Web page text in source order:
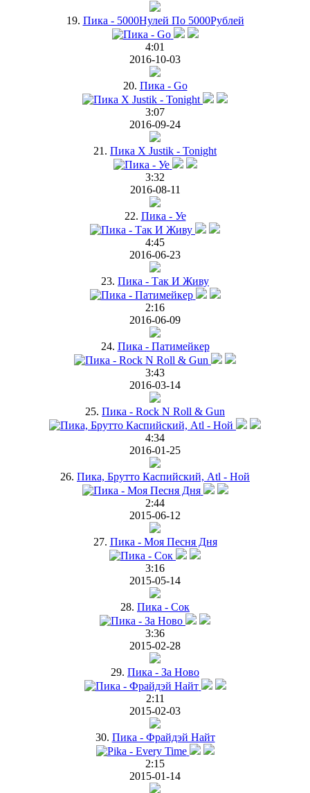
19. Пика - 5000Нулей По 5000Рублей
4:01
2016-10-03
20. Пика - Go
3:07
2016-09-24
21. Пика X Justik - Tonight
3:32
2016-08-11
22. Пика - Уе
4:45
2016-06-23
23. Пика - Так И Живу
2:16
2016-06-09
24. Пика - Патимейкер
3:43
2016-03-14
25. Пика - Rock N Roll & Gun
4:34
2016-01-25
26. Пика, Брутто Каспийский, Atl - Ной
2:44
2015-06-12
27. Пика - Моя Песня Дня
3:16
2015-05-14
28. Пика - Сок
3:36
2015-02-28
29. Пика - За Ново
2:11
2015-02-03
30. Пика - Фрайдэй Найт
2:15
2015-01-14